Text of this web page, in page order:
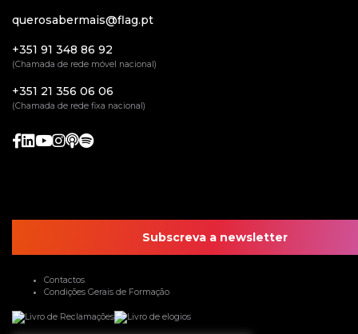
querosabermais@flag.pt
+351 91 348 86 92
(Chamada de rede móvel nacional)
+351 21 356 06 06
(Chamada de rede fixa nacional)
Subscreva a newsletter
Contactos
Condições Gerais de Formação